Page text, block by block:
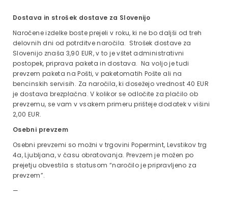
Dostava in strošek dostave za Slovenijo
Naročene izdelke boste prejeli v roku, ki ne bo daljši od treh
delovnih dni od potrditve naročila. Strošek dostave za
Slovenijo znaša 3,90 EUR, v to je vštet administrativni
postopek, priprava paketa in dostava. Na voljo je tudi
prevzem paketa na Pošti, v paketomatih Pošte ali na
bencinskih servisih. Za naročila, ki dosežejo vrednost 40 EUR
je dostava brezplačna. V kolikor se odločite za plačilo ob
prevzemu, se vam v vsakem primeru prišteje dodatek v višini
2,00 EUR.
Osebni prevzem
Osebni prevzemi so možni v trgovini Popermint, Levstikov trg
4a, Ljubljana, v času obratovanja. Prevzem je možen po
prejetju obvestila s statusom “naročilo je pripravljeno za
prevzem”.
—